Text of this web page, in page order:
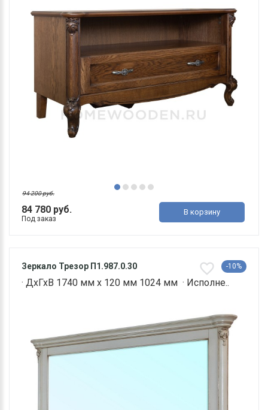
84 780 руб.
94 200 руб.
Под заказ
В корзину
Зеркало Трезор П1.987.0.30 -10%
· ДхГхВ 1740 мм х 120 мм 1024 мм · Исполне..